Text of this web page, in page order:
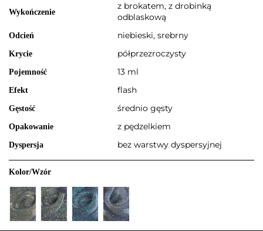
Wykończenie
z brokatem, z drobinką
odblaskową
Odcień niebieski, srebrny
Krycie półprzezroczysty
Pojemność 13 ml
Efekt flash
Gęstość średnio gęsty
Opakowanie z pędzelkiem
Dyspersja bez warstwy dyspersyjnej
Kolor/Wzór